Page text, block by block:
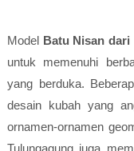
Model Batu Nisan dari
untuk memenuhi
yang berduka.
desain kubah yang
ornamen-ornamen
Tulungagung juga